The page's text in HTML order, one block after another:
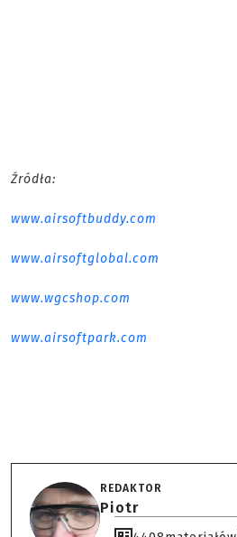
Źródła:
www.airsoftbuddy.com
www.airsoftglobal.com
www.wgcshop.com
www.airsoftpark.com
REDAKTOR
Piotr